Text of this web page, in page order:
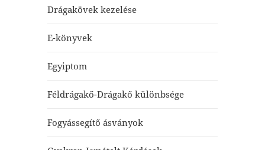
Drágakövek kezelése
E-könyvek
Egyiptom
Féldrágakő-Drágakő különbsége
Fogyássegítő ásványok